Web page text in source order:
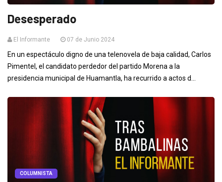
Desesperado
El Informante 07 de Junio 2024
En un espectáculo digno de una telenovela de baja calidad, Carlos
Pimentel, el candidato perdedor del partido Morena a la
presidencia municipal de Huamantla, ha recurrido a actos d...
COLUMNISTA